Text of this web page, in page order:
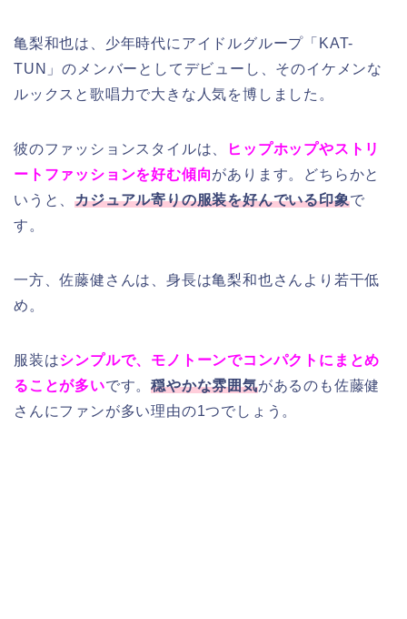
亀梨和也は、少年時代にアイドルグループ「KAT-
TUN」のメンバーとしてデビューし、そのイケメンな
ルックスと歌唱力で大きな人気を博しました。
彼のファッションスタイルは、
ヒップホップやストリ
ートファッションを好む傾向があります。どちらかと
いうと、カジュアル寄りの服装を好んでいる印象で
す。
一方、佐藤健さんは、身長は亀梨和也さんより若干低
め。
服装はシンプルで、モノトーンでコンパクトにまとめ
ることが多いです。穏やかな雰囲気があるのも佐藤健
さんにファンが多い理由の1つでしょう。